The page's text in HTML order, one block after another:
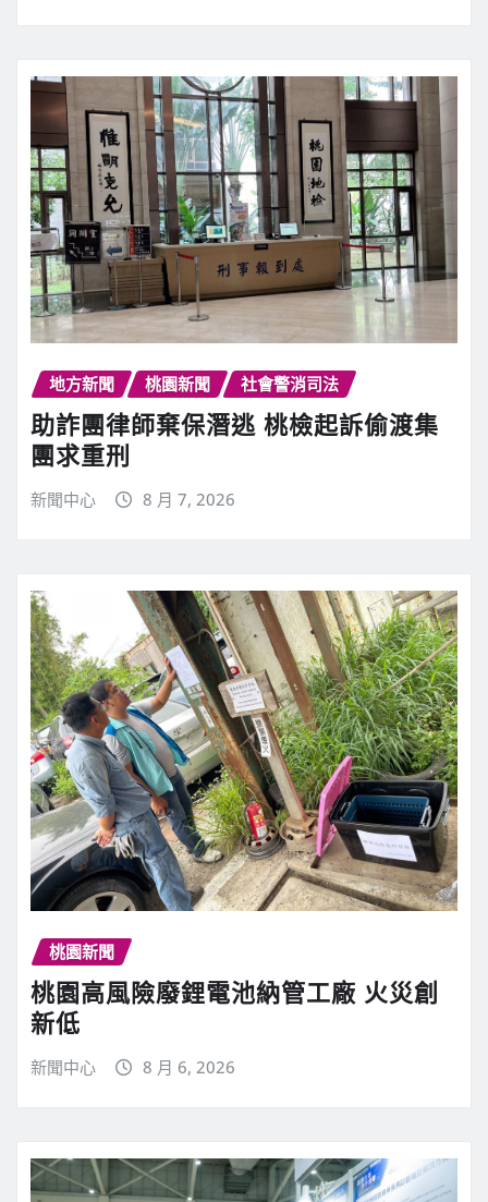
地方新聞 桃園新聞 社會警消司法
助詐團律師棄保潛逃 桃檢起訴偷渡集
團求重刑
新聞中心 8 月 7, 2026
桃園新聞
桃園高風險廢鋰電池納管工廠 火災創
新低
新聞中心 8 月 6, 2026